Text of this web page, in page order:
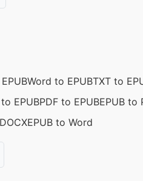
Word to EPUBTXT to
EPUBPDF to EPUBEPUB to
EPUB to Word